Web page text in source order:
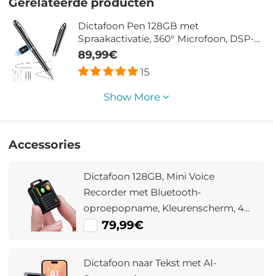
Dictafoon Pen 128GB met
Spraakactivatie, 360° Microfoon, DSP-
Ruisonderdrukking en Afspeelfunctie
89,99€
15
Show More
Accessories
Dictafoon 128GB, Mini Voice
Recorder met Bluetooth-
oproepopname, Kleurenscherm, 4
Opnamemodi en 3072 kbps
79,99€
Dictafoon naar Tekst met AI-